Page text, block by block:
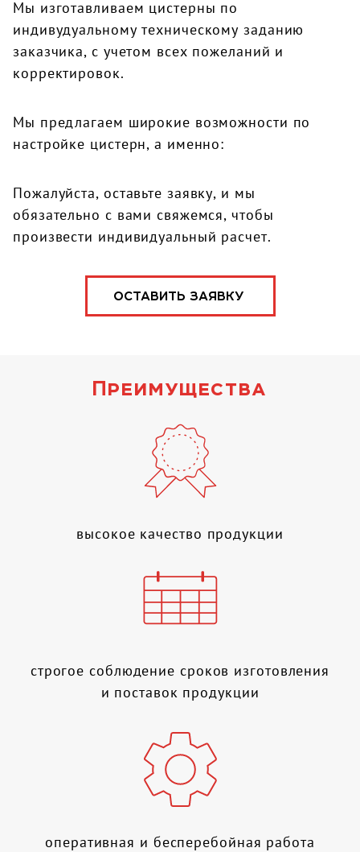
Мы изготавливаем цистерны по
индивудуальному техническому заданию
заказчика, с учетом всех пожеланий и
корректировок.
Мы предлагаем широкие возможности по
настройке цистерн, а именно:
Пожалуйста, оставьте заявку, и мы
обязательно с вами свяжемся, чтобы
произвести индивидуальный расчет.
ОСТАВИТЬ ЗАЯВКУ
Преимущества
высокое качество продукции
строгое соблюдение сроков изготовления
и поставок продукции
оперативная и бесперебойная работа